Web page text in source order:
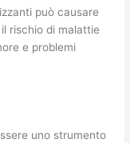
può causare
rischio di malattie
e problemi
uno strumento